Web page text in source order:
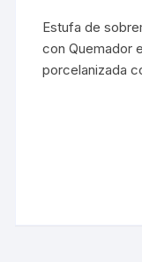
Estufa de
con Quemador
porcelanizada